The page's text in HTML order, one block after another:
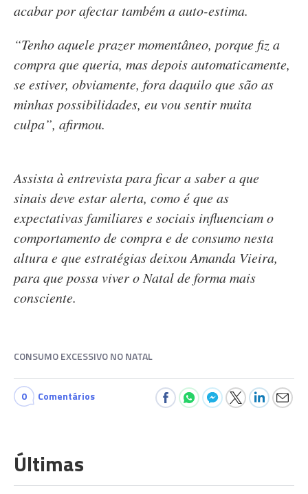
acabar por afectar também a auto-estima.
“Tenho aquele prazer momentâneo, porque fiz a
compra que queria, mas depois automaticamente,
se estiver, obviamente, fora daquilo que são as
minhas possibilidades, eu vou sentir muita
culpa”, afirmou.
Assista à entrevista para ficar a saber a que
sinais deve estar alerta, como é que as
expectativas familiares e sociais influenciam o
comportamento de compra e de consumo nesta
altura e que estratégias deixou Amanda Vieira,
para que possa viver o Natal de forma mais
consciente.
CONSUMO EXCESSIVO NO NATAL
0 Comentários
Últimas